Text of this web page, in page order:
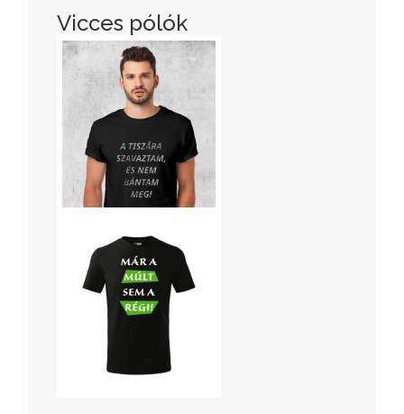
Vicces pólók